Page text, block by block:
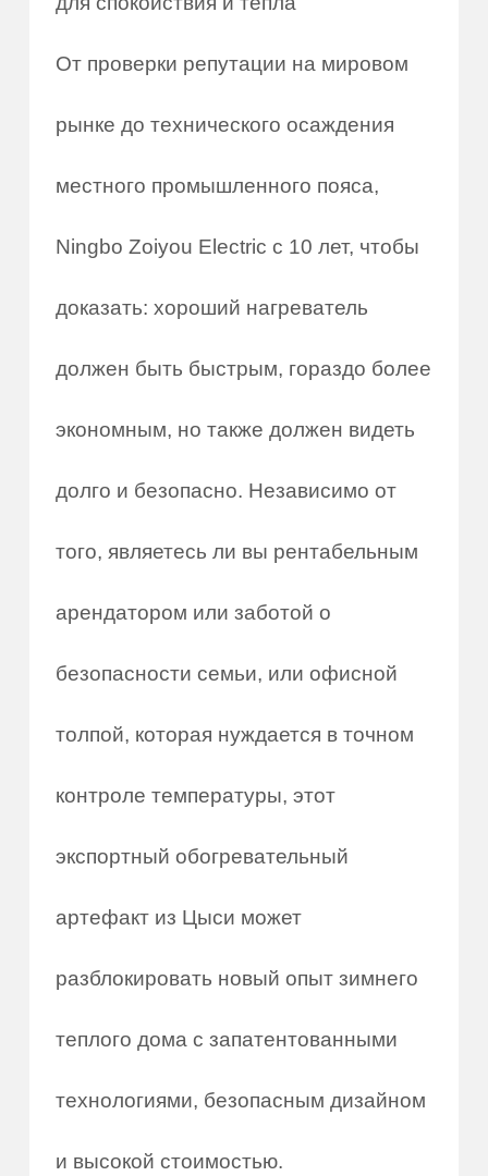
От проверки репутации на мировом
рынке до технического осаждения
местного промышленного пояса,
Ningbo Zoiyou Electric с 10 лет, чтобы
доказать: хороший нагреватель
должен быть быстрым, гораздо более
экономным, но также должен видеть
долго и безопасно. Независимо от
того, являетесь ли вы рентабельным
арендатором или заботой о
безопасности семьи, или офисной
толпой, которая нуждается в точном
контроле температуры, этот
экспортный обогревательный
артефакт из Цыси может
разблокировать новый опыт зимнего
теплого дома с запатентованными
технологиями, безопасным дизайном
и высокой стоимостью.